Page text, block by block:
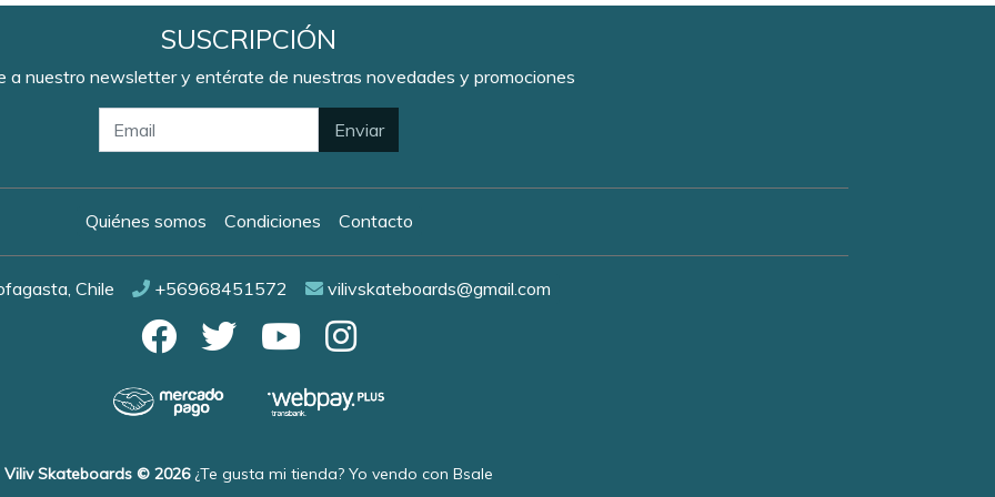
SUSCRIPCIÓN
a nuestro newsletter y entérate de nuestras novedades y promociones
Enviar
Quiénes somos Condiciones Contacto
Chile +56968451572 vilivskateboards@gmail.com
Viliv Skateboards © 2026¿Te gusta mi tienda? Yo vendo con Bsale